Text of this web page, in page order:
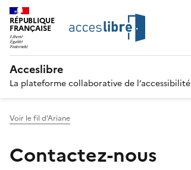
RÉPUBLIQUE
FRANÇAISE
Acceslibre
La plateforme collaborative de l’accessibilité
Voir le fil d'Ariane
Contactez-nous